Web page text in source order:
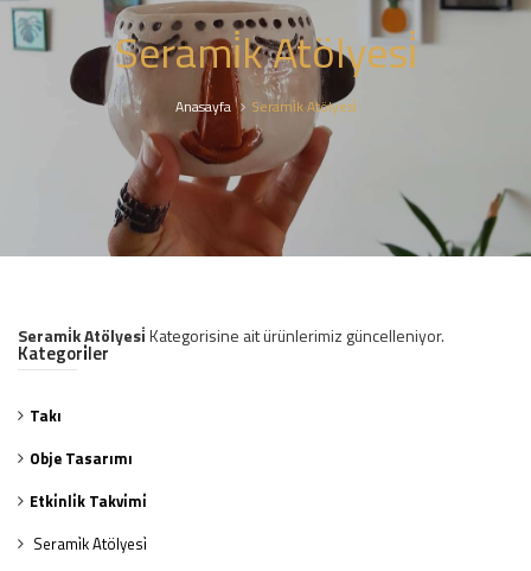
Serami̇k Atölyesi̇
Anasayfa Serami̇k Atölyesi̇
Serami̇k Atölyesi̇Kategorisine ait ürünlerimiz güncelleniyor.
Kategori̇ler
Takı
Obje Tasarımı
Etki̇nli̇k Takvi̇mi̇
Serami̇k Atölyesi̇